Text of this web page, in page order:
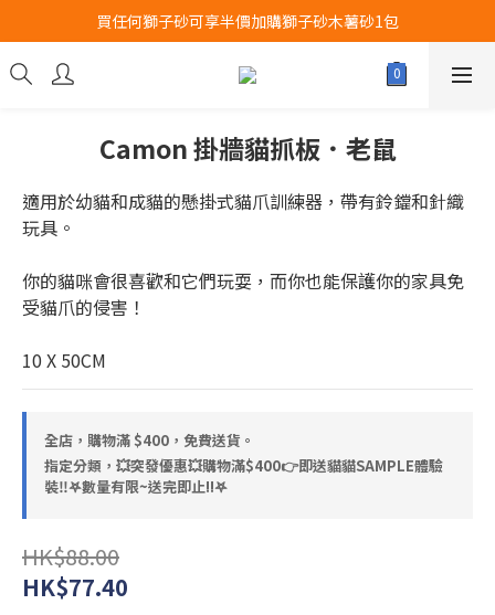
Airbuggy 全線現貨8折！立即點擊火速搶購
買任何獅子砂可享半價加購獅子砂木薯砂1包
Airbuggy 全線現貨8折！立即點擊火速搶購
Camon 掛牆貓抓板．老鼠
適用於幼貓和成貓的懸掛式貓爪訓練器，帶有鈴鐺和針織
玩具。
你的貓咪會很喜歡和它們玩耍，而你也能保護你的家具免
受貓爪的侵害！
10 X 50CM
全店，購物滿 $400，免費送貨。
指定分類，💥突發優惠💥購物滿$400👉即送貓貓SAMPLE體驗
裝‼️𖤐數量有限~送完即止!!𖤐
HK$88.00
HK$77.40